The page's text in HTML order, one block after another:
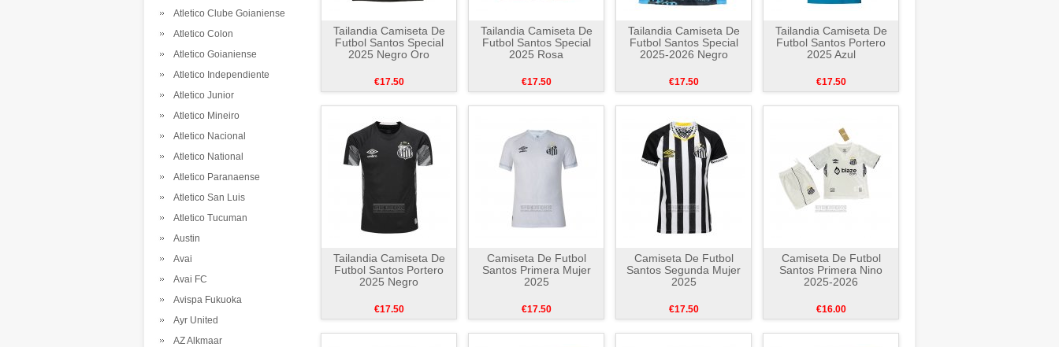
Atletico Clube Goianiense
Atletico Colon
Atletico Goianiense
Atletico Independiente
Atletico Junior
Atletico Mineiro
Atletico Nacional
Atletico National
Atletico Paranaense
Atletico San Luis
Atletico Tucuman
Austin
Avai
Avai FC
Avispa Fukuoka
Ayr United
AZ Alkmaar
Tailandia Camiseta De
Futbol Santos Special
2025 Negro Oro
€17.50
Tailandia Camiseta De
Futbol Santos Special
2025 Rosa
€17.50
Tailandia Camiseta De
Futbol Santos Special
2025-2026 Negro
€17.50
Tailandia Camiseta De
Futbol Santos Portero
2025 Azul
€17.50
Tailandia Camiseta De
Futbol Santos Portero
2025 Negro
€17.50
Camiseta De Futbol
Santos Primera Mujer
2025
€17.50
Camiseta De Futbol
Santos Segunda Mujer
2025
€17.50
Camiseta De Futbol
Santos Primera Nino
2025-2026
€16.00